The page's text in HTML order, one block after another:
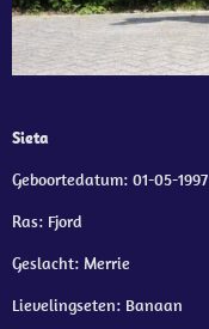
Sieta
Geboortedatum: 01-05-1997
Ras: Fjord
Geslacht: Merrie
Lievelingseten: Banaan